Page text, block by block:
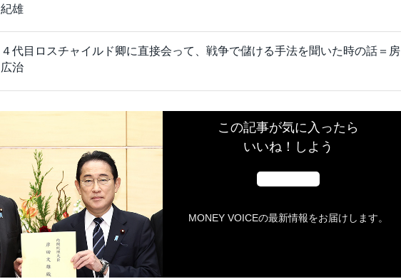
紀雄
４代目ロスチャイルド卿に直接会って、戦争で儲ける手法を聞いた時の話＝房
広治
この記事が気に入ったら
いいね！しよう
MONEY VOICEの最新情報をお届けします。